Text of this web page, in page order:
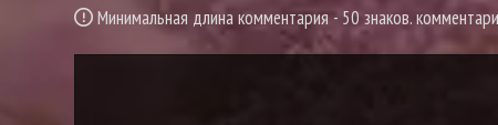
Минимальная длина комментария - 50 знаков.